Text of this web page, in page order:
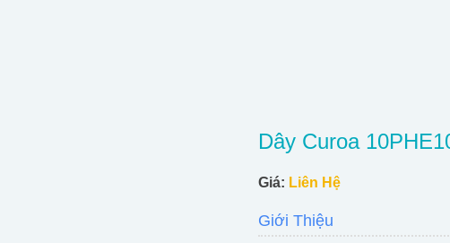
Dây Curoa
Giá: Liên Hệ
Giới Thiệu